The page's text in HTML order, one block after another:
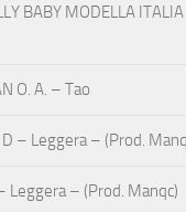
BABY MODELLA
O. A. – Tao
– Leggera – (Prod.
Leggera – (Prod. Manqc)